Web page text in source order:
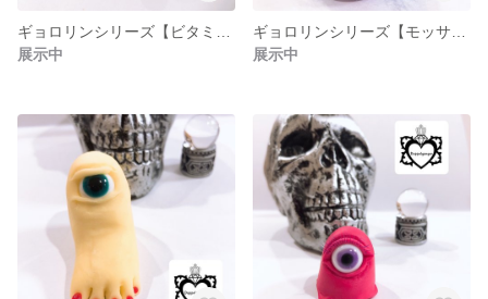
展示中
展示中